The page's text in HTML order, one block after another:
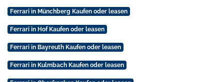
Ferrari in Münchberg Kaufen oder leasen
Ferrari in Hof Kaufen oder leasen
Ferrari in Bayreuth Kaufen oder leasen
Ferrari in Kulmbach Kaufen oder leasen